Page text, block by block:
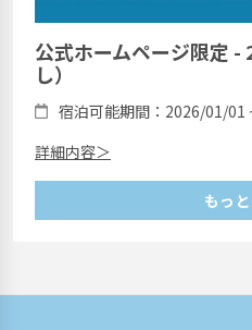
公式ホームページ限定 -
し）
宿泊可能期間：2026/01/01
詳細内容＞
もっ